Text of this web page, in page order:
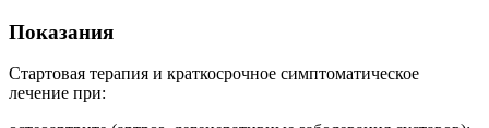
Показания
Стартовая терапия и краткосрочное симптоматическое
лечение при: